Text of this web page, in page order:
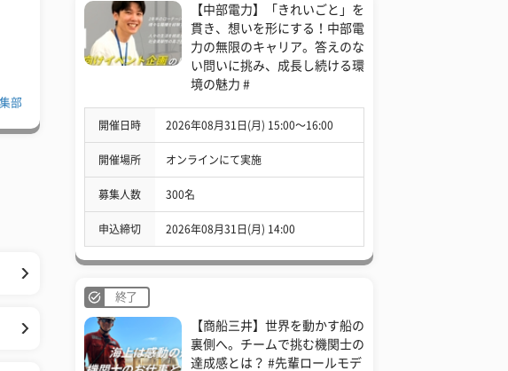
部
【中部電力】「きれいごと」を
貫き、想いを形にする！中部電
力の無限のキャリア。答えのな
い問いに挑み、成長し続ける環
境の魅力 #
開催日時 2026年08月31日(月) 15:00〜16:00
開催場所 オンラインにて実施
募集人数 300名
申込締切 2026年08月31日(月) 14:00
終了
【商船三井】世界を動かす船の
裏側へ。チームで挑む機関士の
達成感とは？ #先輩ロールモデ